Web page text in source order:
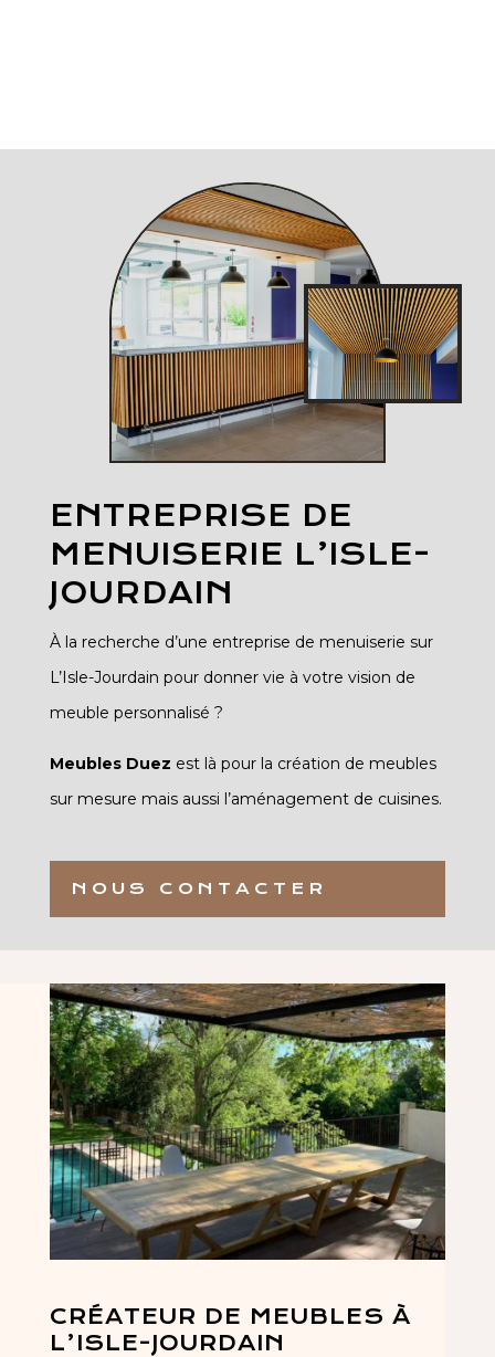
ENTREPRISE DE
MENUISERIE L’ISLE-
JOURDAIN
À la recherche d’une entreprise de menuiserie sur
L’Isle-Jourdain pour donner vie à votre vision de
meuble personnalisé ?
Meubles Duez est là pour la création de meubles
sur mesure mais aussi l’aménagement de cuisines.
NOUS CONTACTER
CRÉATEUR DE MEUBLES À
L’ISLE-JOURDAIN